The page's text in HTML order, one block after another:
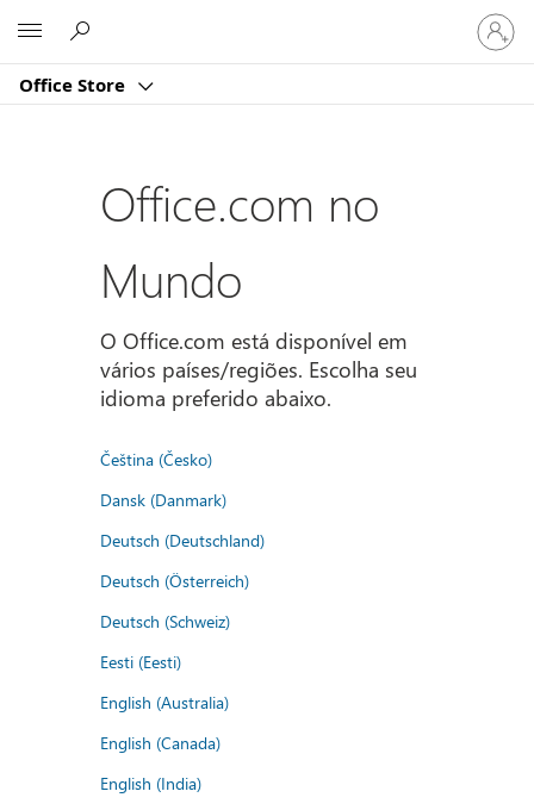
Office Store
Entre
em
sua
Office.com no
Mundo
O Office.com está disponível em
vários países/regiões. Escolha seu
idioma preferido abaixo.
Čeština (Česko)
Dansk (Danmark)
Deutsch (Deutschland)
Deutsch (Österreich)
Deutsch (Schweiz)
Eesti (Eesti)
English (Australia)
English (Canada)
English (India)